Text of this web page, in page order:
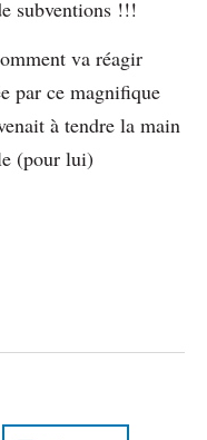
subventions !!!
va réagir
par ce magnifique
à tendre la main
(pour lui)